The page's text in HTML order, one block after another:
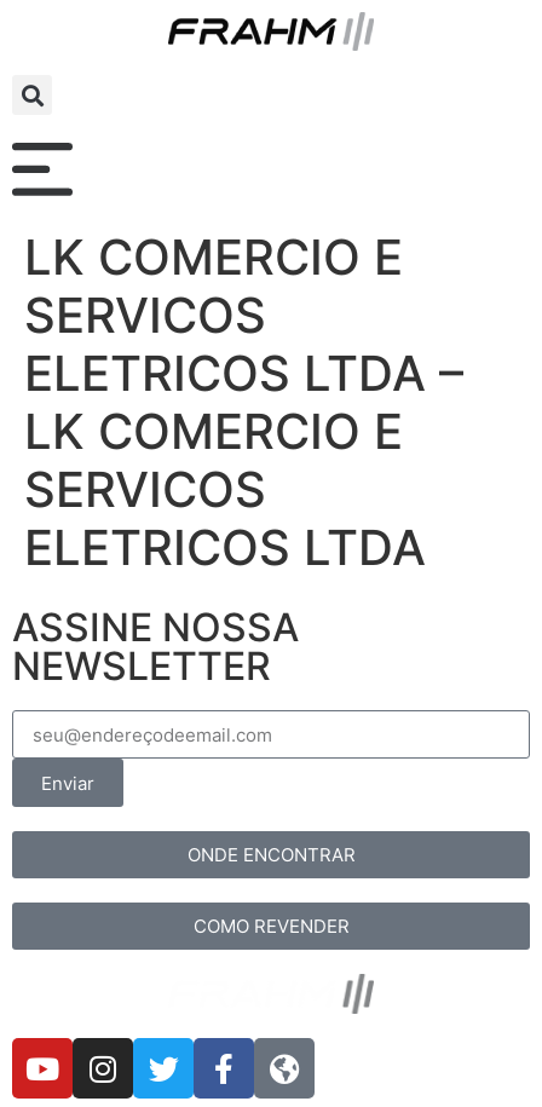
LK COMERCIO E
SERVICOS
ELETRICOS LTDA –
LK COMERCIO E
SERVICOS
ELETRICOS LTDA
ASSINE NOSSA
NEWSLETTER
Enviar
ONDE ENCONTRAR
COMO REVENDER